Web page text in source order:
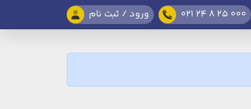
021 24 8 25 000 ورود / ثبت نام